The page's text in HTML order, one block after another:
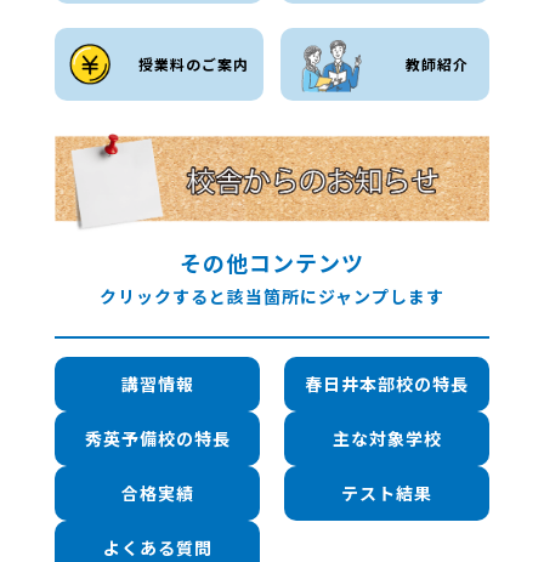
授業料のご案内 教師紹介
その他コンテンツ
クリックすると該当箇所にジャンプします
講習情報 春日井本部校の特長
秀英予備校の特長 主な対象学校
合格実績 テスト結果
よくある質問